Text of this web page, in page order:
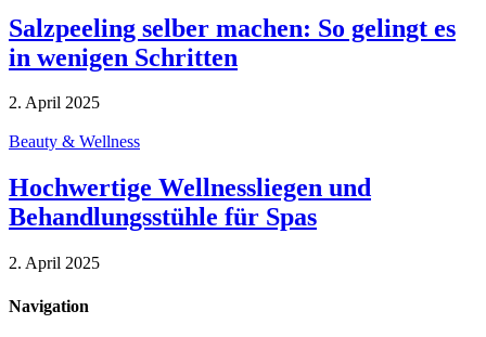
Salzpeeling selber machen: So gelingt es
in wenigen Schritten
2. April 2025
Beauty & Wellness
Hochwertige Wellnessliegen und
Behandlungsstühle für Spas
2. April 2025
Navigation